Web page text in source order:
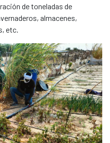
de toneladas de
almacenes,
etc.